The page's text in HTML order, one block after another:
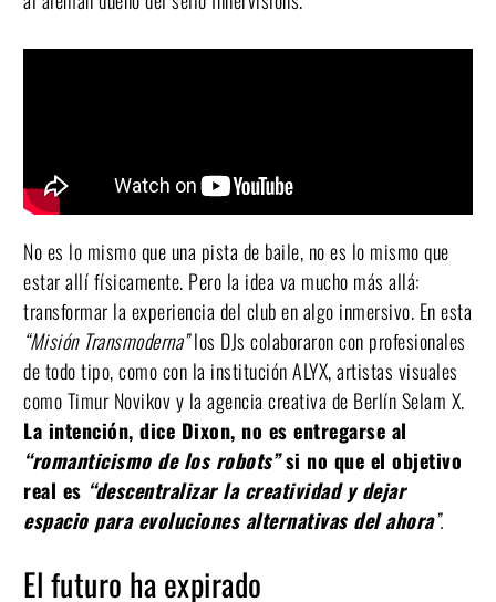
No es lo mismo que una pista de baile, no es lo mismo que
estar allí físicamente. Pero la idea va mucho más allá:
transformar la experiencia del club en algo inmersivo. En esta
“Misión Transmoderna”los DJs colaboraron con profesionales
de todo tipo, como con la institución ALYX, artistas visuales
como Timur Novikov y la agencia creativa de Berlín Selam X.
La intención, dice Dixon, no es entregarse al
“romanticismo de los robots”si no que el objetivo
real es “descentralizar la creatividad y dejar
espacio para evoluciones alternativas del ahora”.
El futuro ha expirado